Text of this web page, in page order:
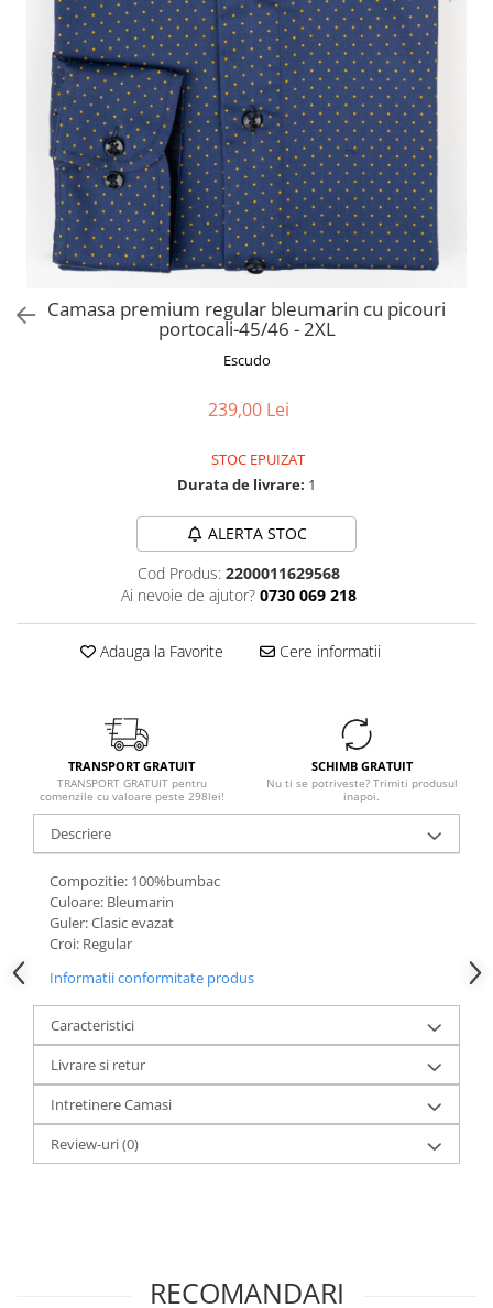
Camasa premium regular bleumarin cu picouri
portocali-45/46 - 2XL
Escudo
239,00 Lei
STOC EPUIZAT
Durata de livrare: 1
ALERTA STOC
Cod Produs: 2200011629568
Ai nevoie de ajutor? 0730 069 218
Adauga la Favorite Cere informatii
TRANSPORT GRATUIT
TRANSPORT GRATUIT pentru
comenzile cu valoare peste 298lei!
SCHIMB GRATUIT
Nu ti se potriveste? Trimiti produsul
inapoi.
Descriere
Compozitie: 100%bumbac
Culoare: Bleumarin
Guler: Clasic evazat
Croi: Regular
Informatii conformitate produs
Caracteristici
Livrare si retur
Intretinere Camasi
Review-uri(0)
RECOMANDARI